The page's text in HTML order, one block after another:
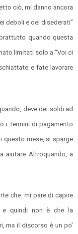
ciò, mi danno ancora
deboli e dei disederati”
quando questa
limitati solo a “Voi ci
e fate lavorare
deve dei soldi ad
i termini di pagamento
questo mese, si sparge
aiutare Altroquando, a
che mi pare di capire
e quindi non è che la
ma il discorso è un po’